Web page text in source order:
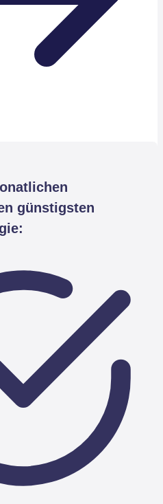
günstigsten